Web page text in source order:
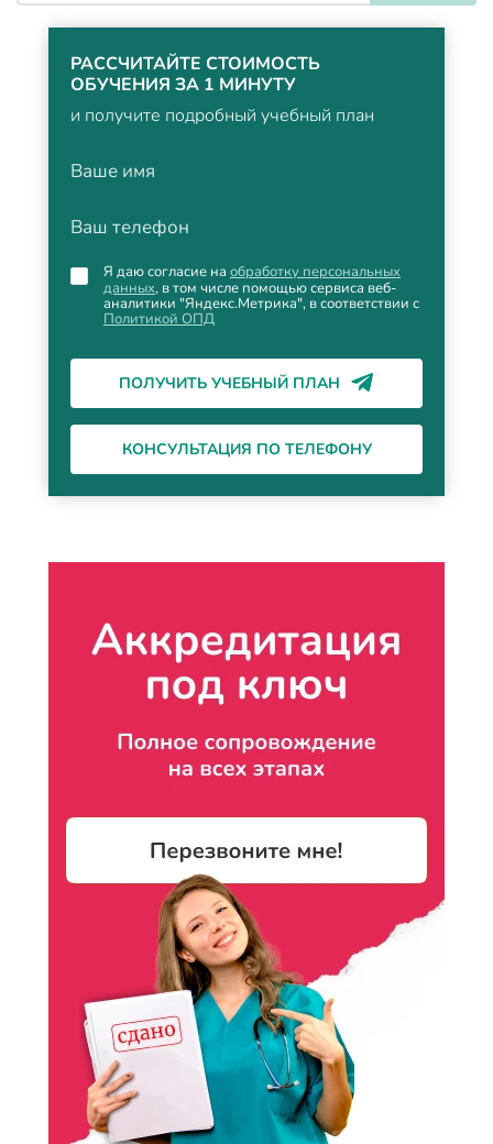
РАССЧИТАЙТЕ СТОИМОСТЬ
ОБУЧЕНИЯ ЗА 1 МИНУТУ
и получите подробный учебный план
Ваше имя
Ваш телефон
Я даю согласие на обработку персональных
данных, в том числе помощью сервиса веб-
аналитики "Яндекс.Метрика", в соответствии с
Политикой ОПД
ПОЛУЧИТЬ УЧЕБНЫЙ ПЛАН
КОНСУЛЬТАЦИЯ ПО ТЕЛЕФОНУ